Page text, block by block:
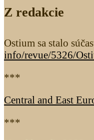
Z redakcie
Ostium sa stalo
info/revue/5326/
***
Central and East
***